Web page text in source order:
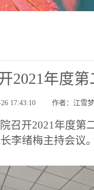
2021年度
17:43:10 作者：江雪梦
召开2021年度第
李绪梅主持会议。